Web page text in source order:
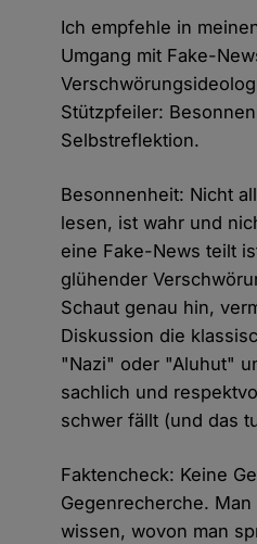
Ich empfehle in
Umgang mit Fake-
Stützpfeiler:
Selbstreflektion.
Besonnenheit: Nicht
lesen, ist wahr und
eine Fake-News teilt
glühender
Schaut genau hin,
Diskussion die
"Nazi" oder "Aluhut"
sachlich und
schwer fällt (und das
Faktencheck: Keine
Gegenrecherche.
wissen, wovon man